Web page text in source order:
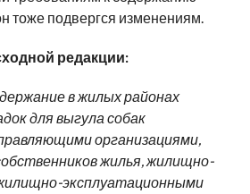
тоже подвергся изменениям.
редакции:
в жилых районах
для выгула собак
организациями,
жилья, жилищно-
эксплуатационными